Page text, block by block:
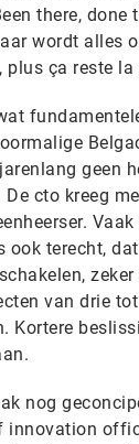
there, done
wordt alles
ça reste la
geen
cto kreeg
ook terecht,
van drie
Kortere
nog
innovation